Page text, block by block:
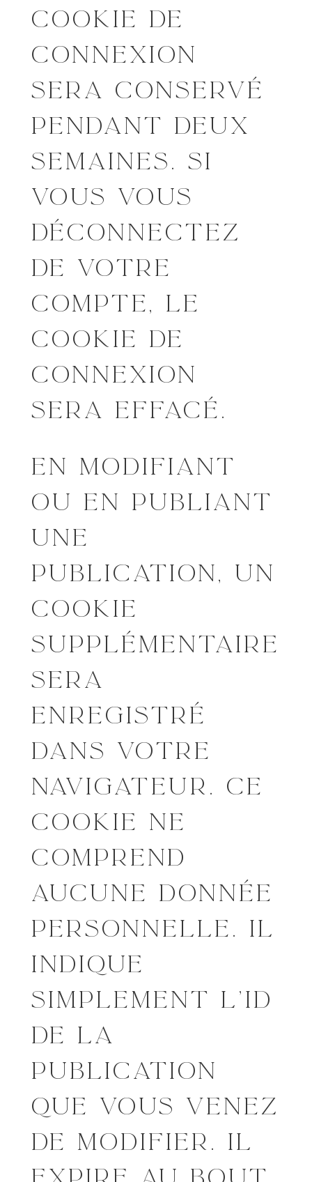
COOKIE DE
CONNEXION
SERA CONSERVÉ
PENDANT DEUX
SEMAINES. SI
VOUS VOUS
DÉCONNECTEZ
DE VOTRE
COMPTE, LE
COOKIE DE
CONNEXION
SERA EFFACÉ.
EN MODIFIANT
OU EN PUBLIANT
UNE
PUBLICATION, UN
COOKIE
SUPPLÉMENTAIRE
SERA
ENREGISTRÉ
DANS VOTRE
NAVIGATEUR. CE
COOKIE NE
COMPREND
AUCUNE DONNÉE
PERSONNELLE. IL
INDIQUE
SIMPLEMENT L’ID
DE LA
PUBLICATION
QUE VOUS VENEZ
DE MODIFIER. IL